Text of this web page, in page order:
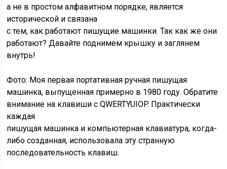
а не в простом алфавитном порядке, является
исторической и связана
с тем, как работают пишущие машинки. Так как же они
работают? Давайте поднимем крышку и заглянем
внутрь!
Фото: Моя первая портативная ручная пишущая
машинка, выпущенная примерно в 1980 году. Обратите
внимание на клавиши с QWERTYUIOP. Практически
каждая
пишущая машинка и компьютерная клавиатура, когда-
либо созданная, использовала эту странную
последовательность клавиш.